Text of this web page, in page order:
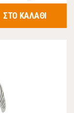
ΣΤΟ ΚΑΛΑΘΙ